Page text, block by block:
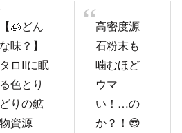
【🧊どん
な味？】
タロIIに眠
る色とり
どりの鉱
物資源
高密度源
石粉末も
噛むほど
ウマ
い！…の
か？！😎